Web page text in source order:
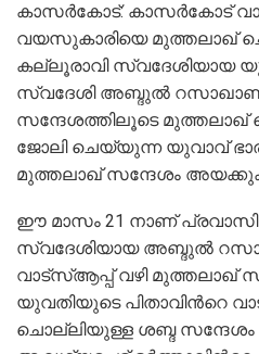
കാസര്‍കോട്: കാസര്‍കോട്
വയസുകാരിയെ മുത്തലാഖ്
കല്ലൂരാവി സ്വദേശിയായ
സ്വദേശി അബ്ദുല്‍
സന്ദേശത്തിലൂടെ
ജോലി ചെയ്യുന്ന യുവാവ്
മുത്തലാഖ് സന്ദേശം
ഈ മാസം 21 നാണ്
സ്വദേശിയായ അബ്ദുല്‍
വാട്സ്ആപ്പ് വഴി മുത്തലാഖ്
യുവതിയുടെ പിതാവിന്‍റെ
ചൊല്ലിയുള്ള ശബ്ദ സന്ദേശം